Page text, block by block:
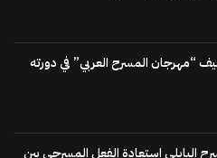
“مهرجان المسرح العربي” في دورته
البابلي استعادة الفعل المسرحي بين